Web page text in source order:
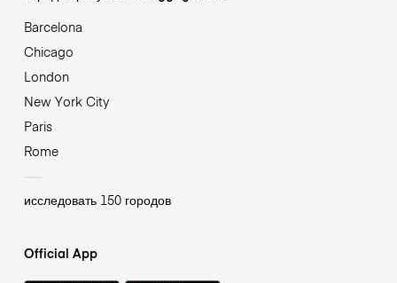
Barcelona
Chicago
London
New York City
Paris
Rome
исследовать 150 городов
Official App